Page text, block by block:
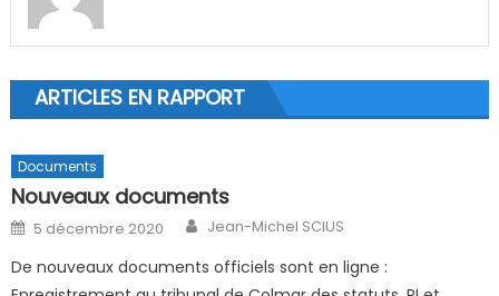
ARTICLES EN RAPPORT
Documents
Nouveaux documents
Posted on
5 décembre 2020 Author
Jean-Michel SCIUS
De nouveaux documents officiels sont en ligne :